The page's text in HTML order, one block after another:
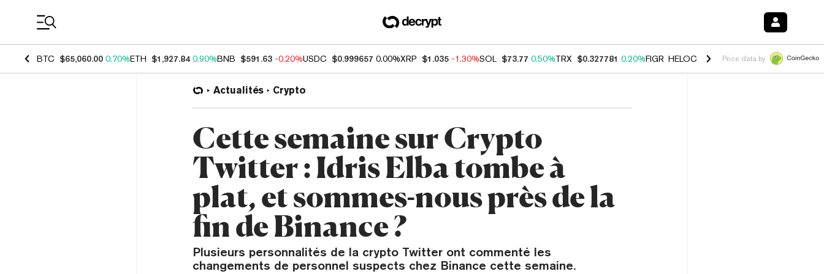
BTC $65,060.00 0.70%ETH $1,927.84 0.90%BNB $591.63 -0.20%USDC $0.999657 0.00%XRP $1.035 -1.30%SOL $73.77 0.50%TRX $0.327781 0.20%FIGR_HELOC $1.035 1.50%HYPE $56.90
Price data by
Actualités Crypto
Cette semaine sur Crypto
Twitter : Idris Elba tombe à
plat, et sommes-nous près de la
fin de Binance ?
Plusieurs personnalités de la crypto Twitter ont commenté les
changements de personnel suspects chez Binance cette semaine.